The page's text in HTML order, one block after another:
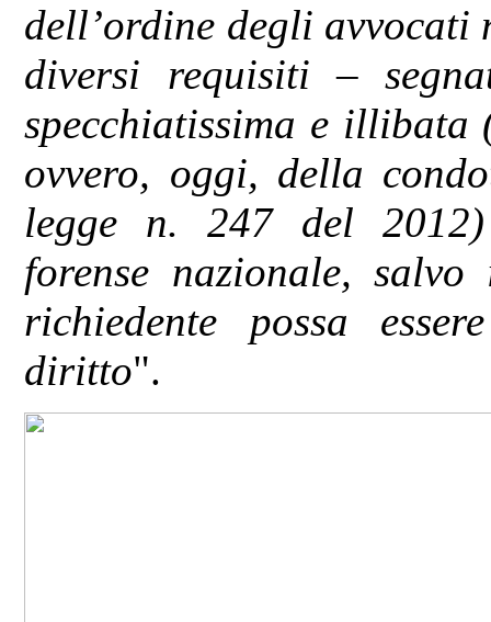
dell’ordine degli avvocati
diversi requisiti –
specchiatissima e
ovvero, oggi, della
legge n. 247 del
forense nazionale,
richiedente possa
diritto".